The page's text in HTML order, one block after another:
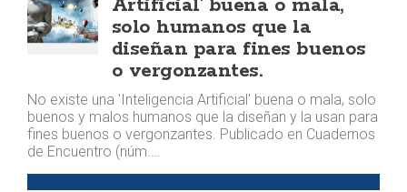
Artificial' buena o mala,
solo humanos que la
diseñan para fines buenos
o vergonzantes.
No existe una 'Inteligencia Artificial' buena o mala, solo
buenos y malos humanos que la diseñan y la usan para
fines buenos o vergonzantes. Publicado en Cuadernos
de Encuentro (núm.…